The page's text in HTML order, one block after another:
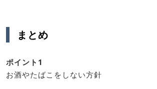
まとめ
ポイント1
お酒やたばこをしない方針